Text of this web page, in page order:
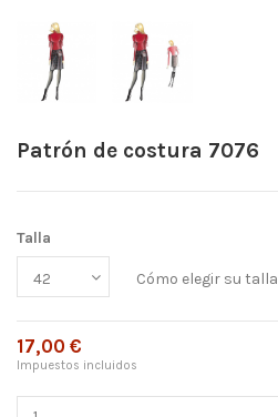
Patrón de costura 7076
Talla
Cómo elegir su talla
17,00 €
Impuestos incluidos